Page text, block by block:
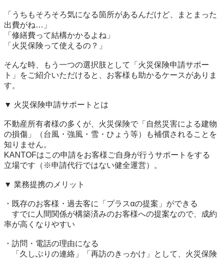
「うちもそろそろ気になる箇所があるんだけど、まとまった
出費がね…」
「修繕費って結構かかるよね」
「火災保険って使えるの？」
そんな時、もう一つの選択肢として「火災保険申請サポー
ト」をご紹介いただけると、お客様も助かるケースがありま
す。
▼ 火災保険申請サポートとは
不動産所有者様の多くが、火災保険で「自然災害による建物
の損傷」（台風・強風・雪・ひょう等）も補償されることを
知りません。
KANTOFはこの申請をお客様ご自身が行うサポートをする
立場です（※申請代行ではない健全運営）。
▼ 業務提携のメリット
・既存のお客様・過去客に「プラスαの提案」ができる
すでに人間関係が構築済みのお客様への提案なので、成約
率が高くなりやすい
・訪問・電話の理由になる
「久しぶりの連絡」「再訪のきっかけ」として、火災保険